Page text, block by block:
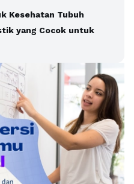
Kesehatan Tubuh
yang Cocok untuk